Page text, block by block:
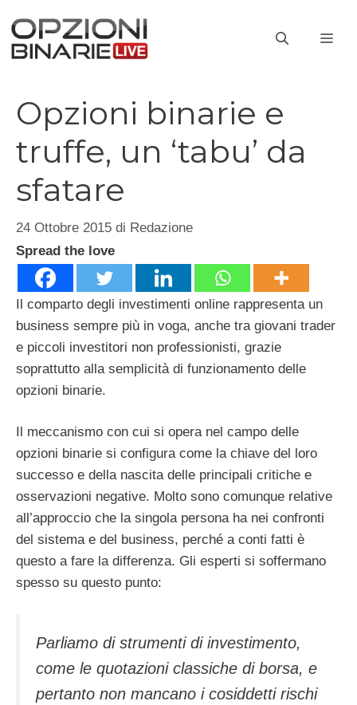
contenuto
Opzioni binarie e
truffe, un ‘tabu’ da
sfatare
24 Ottobre 2015 di Redazione
Spread the love
Il comparto degli investimenti online rappresenta un
business sempre più in voga, anche tra giovani trader
e piccoli investitori non professionisti, grazie
soprattutto alla semplicità di funzionamento delle
opzioni binarie.
Il meccanismo con cui si opera nel campo delle
opzioni binarie si configura come la chiave del loro
successo e della nascita delle principali critiche e
osservazioni negative. Molto sono comunque relative
all’approccio che la singola persona ha nei confronti
del sistema e del business, perché a conti fatti è
questo a fare la differenza. Gli esperti si soffermano
spesso su questo punto:
Parliamo di strumenti di investimento,
come le quotazioni classiche di borsa, e
pertanto non mancano i cosiddetti rischi